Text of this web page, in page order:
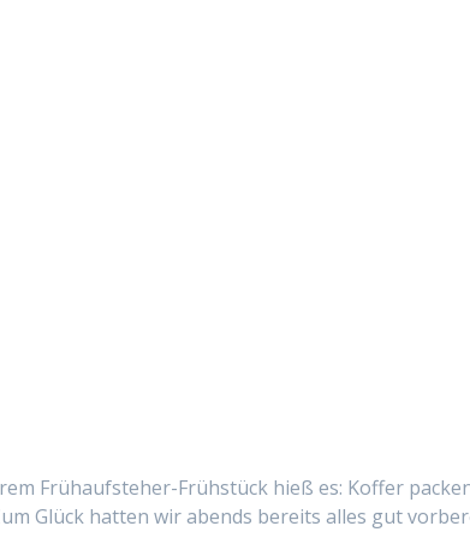
Frühauf­ste­her-Früh­stück hieß es: Kof­fer
Glück hat­ten wir abends bere­its alles gut